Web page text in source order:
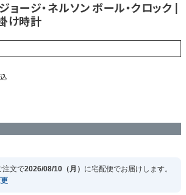
ージ・ネルソン ボール・クロック |
け時計
注文で2026/08/10（月） に宅配便でお届けします。